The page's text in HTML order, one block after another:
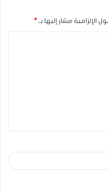
الإلزامية مشار إليها بـ *